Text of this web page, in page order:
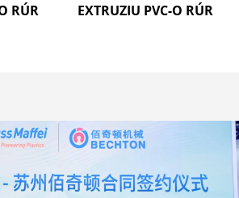
RÚR
EXTRUZIU PVC-O RÚR